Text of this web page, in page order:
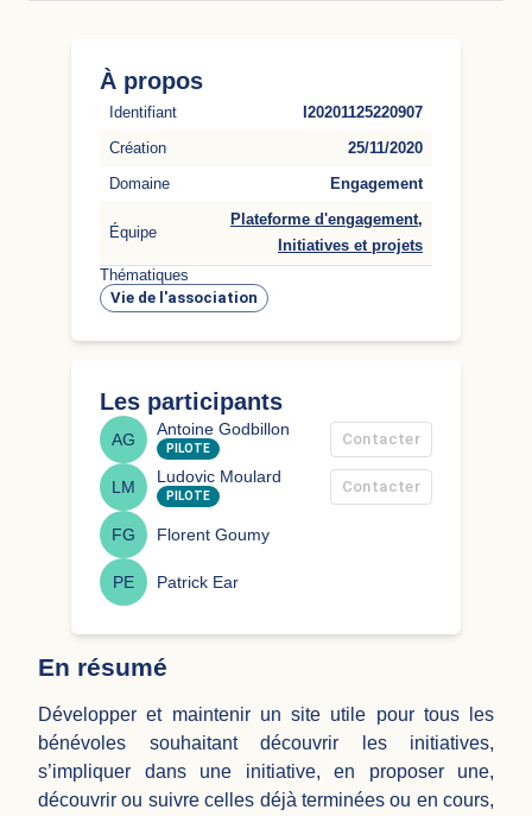
En résumé
Développer et maintenir un site utile pour tous les
bénévoles souhaitant découvrir les initiatives,
s’impliquer dans une initiative, en proposer une,
découvrir ou suivre celles déjà terminées ou en cours,
À propos
Identifiant I20201125220907
Création 25/11/2020
Domaine Engagement
Équipe
Plateforme d'engagement,
Initiatives et projets
Thématiques
Vie de l'association
Les participants
AG
Antoine Godbillon
PILOTE
Contacter
LM
Ludovic Moulard
PILOTE
Contacter
FG Florent Goumy
PE Patrick Ear